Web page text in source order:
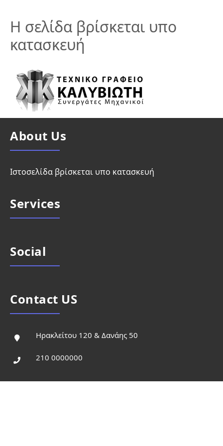
Η σελίδα βρίσκεται υπο
κατασκευή
About Us
Ιστοσελίδα βρίσκεται υπο κατασκευή
Services
Social
Contact US
Ηρακλείτου 120 & Δανάης 50
210 0000000